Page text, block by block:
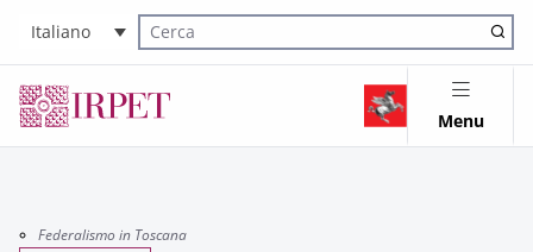
Italiano
Cerca nel sito
Menu
Federalismo in Toscana